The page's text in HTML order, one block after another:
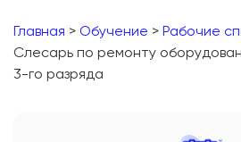
Главная > Обучение > Рабочие
Слесарь по ремонту
3-го разряда